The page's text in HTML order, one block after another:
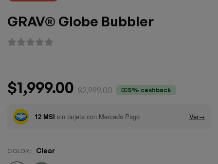
GRAV® Globe Bubbler
$2,999.00
$1,999.00 5% cashback
COLOR : Clear